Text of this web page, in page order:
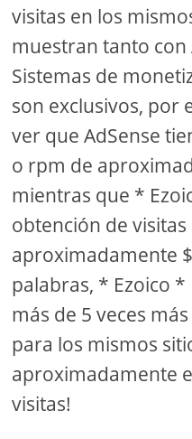
visitas en los
muestran tanto con
Sistemas de
son exclusivos, por
ver que AdSense
o rpm de
mientras que *
obtención de
aproximadamente
palabras, * Ezoico *
más de 5 veces
para los mismos
aproximadamente
visitas!